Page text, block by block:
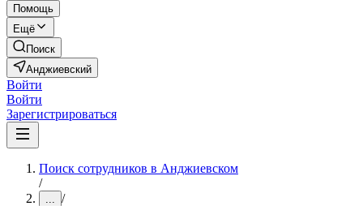
Помощь
Ещё
Поиск
Анджиевский
Войти
Войти
Зарегистрироваться
Поиск сотрудников в Анджиевском
/
... /